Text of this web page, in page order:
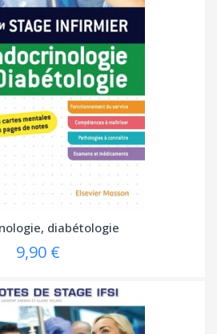
diabétologie
9,90 €